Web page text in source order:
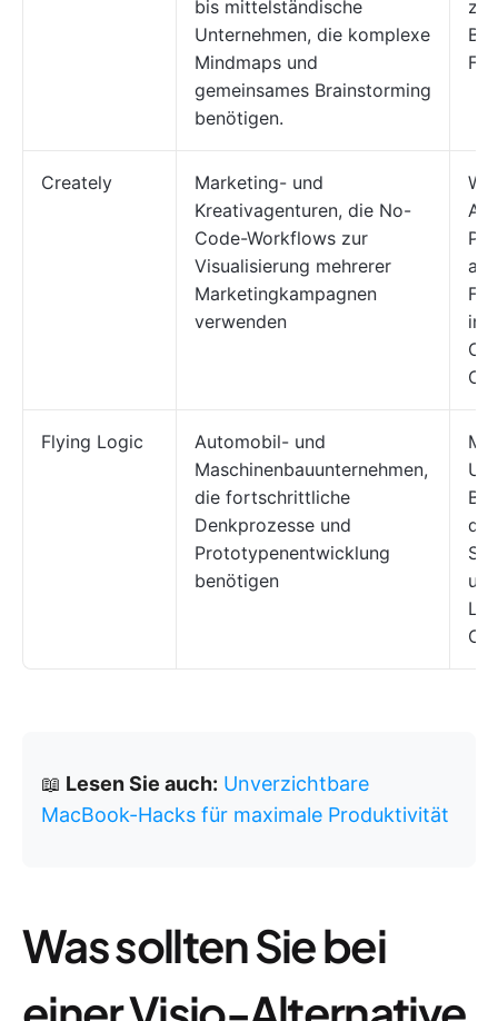
bis mittelständische
Unternehmen, die komplexe
Mindmaps und
gemeinsames Brainstorming
benötigen.
Creately
Marketing- und
Kreativagenturen, die No-
Code-Workflows zur
Visualisierung mehrerer
Marketingkampagnen
verwenden
Flying Logic
Automobil- und
Maschinenbauunternehmen,
die fortschrittliche
Denkprozesse und
Prototypenentwicklung
benötigen
📖 Lesen Sie auch: Unverzichtbare
MacBook-Hacks für maximale Produktivität
Was sollten Sie bei